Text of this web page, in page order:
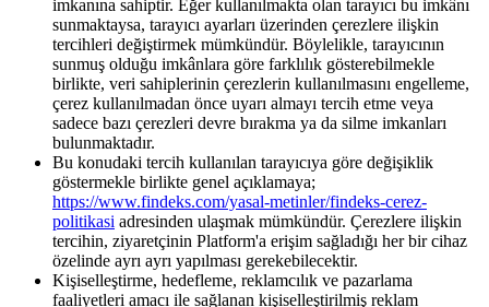
imkanına sahiptir. Eğer kullanılmakta olan tarayıcı bu imkânı
sunmaktaysa, tarayıcı ayarları üzerinden çerezlere ilişkin
tercihleri değiştirmek mümkündür. Böylelikle, tarayıcının
sunmuş olduğu imkânlara göre farklılık gösterebilmekle
birlikte, veri sahiplerinin çerezlerin kullanılmasını engelleme,
çerez kullanılmadan önce uyarı almayı tercih etme veya
sadece bazı çerezleri devre bırakma ya da silme imkanları
bulunmaktadır.
Bu konudaki tercih kullanılan tarayıcıya göre değişiklik
göstermekle birlikte genel açıklamaya;
https://www.findeks.com/yasal-metinler/findeks-cerez-
politikasi adresinden ulaşmak mümkündür. Çerezlere ilişkin
tercihin, ziyaretçinin Platform'a erişim sağladığı her bir cihaz
özelinde ayrı ayrı yapılması gerekebilecektir.
Kişiselleştirme, hedefleme, reklamcılık ve pazarlama
faaliyetleri amacı ile sağlanan kişiselleştirilmiş reklam